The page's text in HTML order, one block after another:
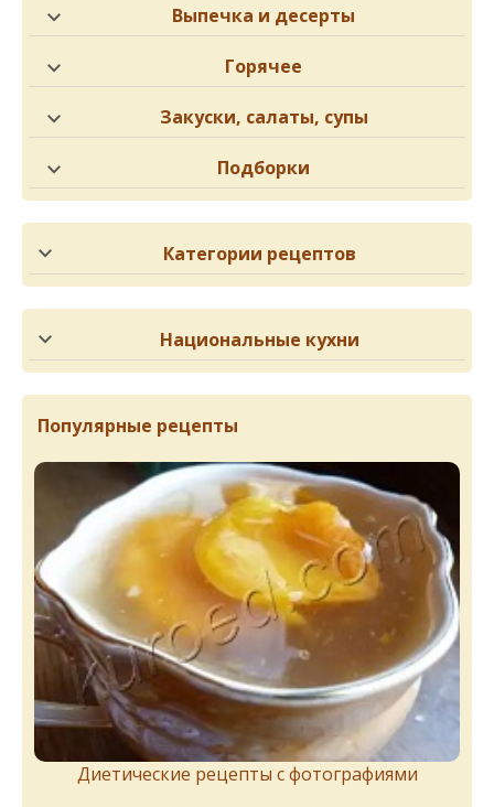
Выпечка и десерты
Горячее
Закуски, салаты, супы
Подборки
Категории рецептов
Национальные кухни
Популярные рецепты
Диетические рецепты с фотографиями